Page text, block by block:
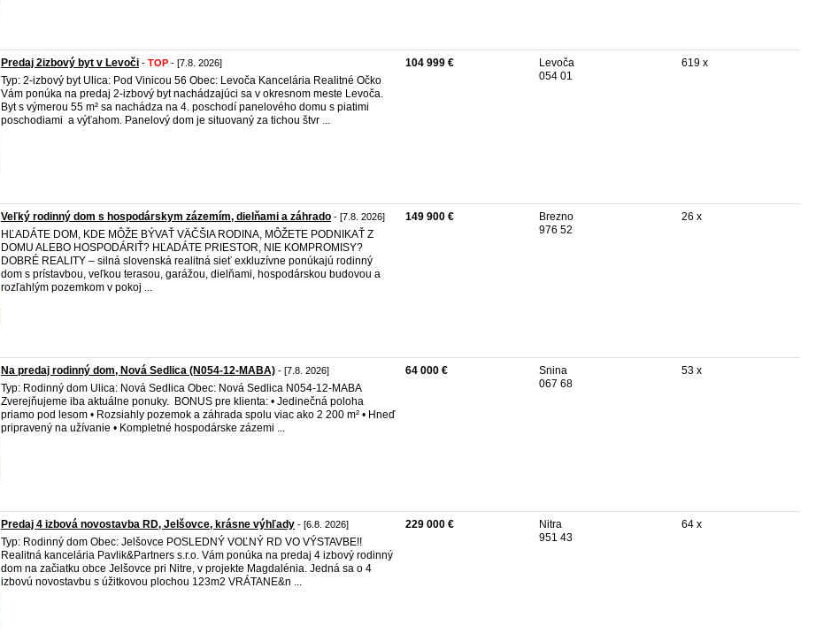
Predaj 2izbový byt v Levoči - TOP - [7.8. 2026]
Typ: 2-izbový byt Ulica: Pod Vinicou 56 Obec: Levoča Kancelária Realitné Očko
Vám ponúka na predaj 2-izbový byt nachádzajúci sa v okresnom meste Levoča.
Byt s výmerou 55 m² sa nachádza na 4. poschodí panelového domu s piatimi
poschodiami a výťahom. Panelový dom je situovaný za tichou štvr ...
104 999 €
Levoča
054 01
619 x
Veľký rodinný dom s hospodárskym zázemím, dielňami a záhrado - [7.8. 2026]
HĽADÁTE DOM, KDE MÔŽE BÝVAŤ VÄČŠIA RODINA, MÔŽETE PODNIKAŤ Z
DOMU ALEBO HOSPODÁRIŤ? HĽADÁTE PRIESTOR, NIE KOMPROMISY?
DOBRÉ REALITY – silná slovenská realitná sieť exkluzívne ponúkajú rodinný
dom s prístavbou, veľkou terasou, garážou, dielňami, hospodárskou budovou a
rozľahlým pozemkom v pokoj ...
149 900 €
Brezno
976 52
26 x
Na predaj rodinný dom, Nová Sedlica (N054-12-MABA) - [7.8. 2026]
Typ: Rodinný dom Ulica: Nová Sedlica Obec: Nová Sedlica N054-12-MABA
Zverejňujeme iba aktuálne ponuky. BONUS pre klienta: • Jedinečná poloha
priamo pod lesom • Rozsiahly pozemok a záhrada spolu viac ako 2 200 m² • Hneď
pripravený na užívanie • Kompletné hospodárske zázemi ...
64 000 €
Snina
067 68
53 x
Predaj 4 izbová novostavba RD, Jelšovce, krásne výhľady - [6.8. 2026]
Typ: Rodinný dom Obec: Jelšovce POSLEDNÝ VOĽNÝ RD VO VÝSTAVBE!!
Realitná kancelária Pavlik&Partners s.r.o. Vám ponúka na predaj 4 izbový rodinný
dom na začiatku obce Jelšovce pri Nitre, v projekte Magdalénia. Jedná sa o 4
izbovú novostavbu s úžitkovou plochou 123m2 VRÁTANE&n ...
229 000 €
Nitra
951 43
64 x